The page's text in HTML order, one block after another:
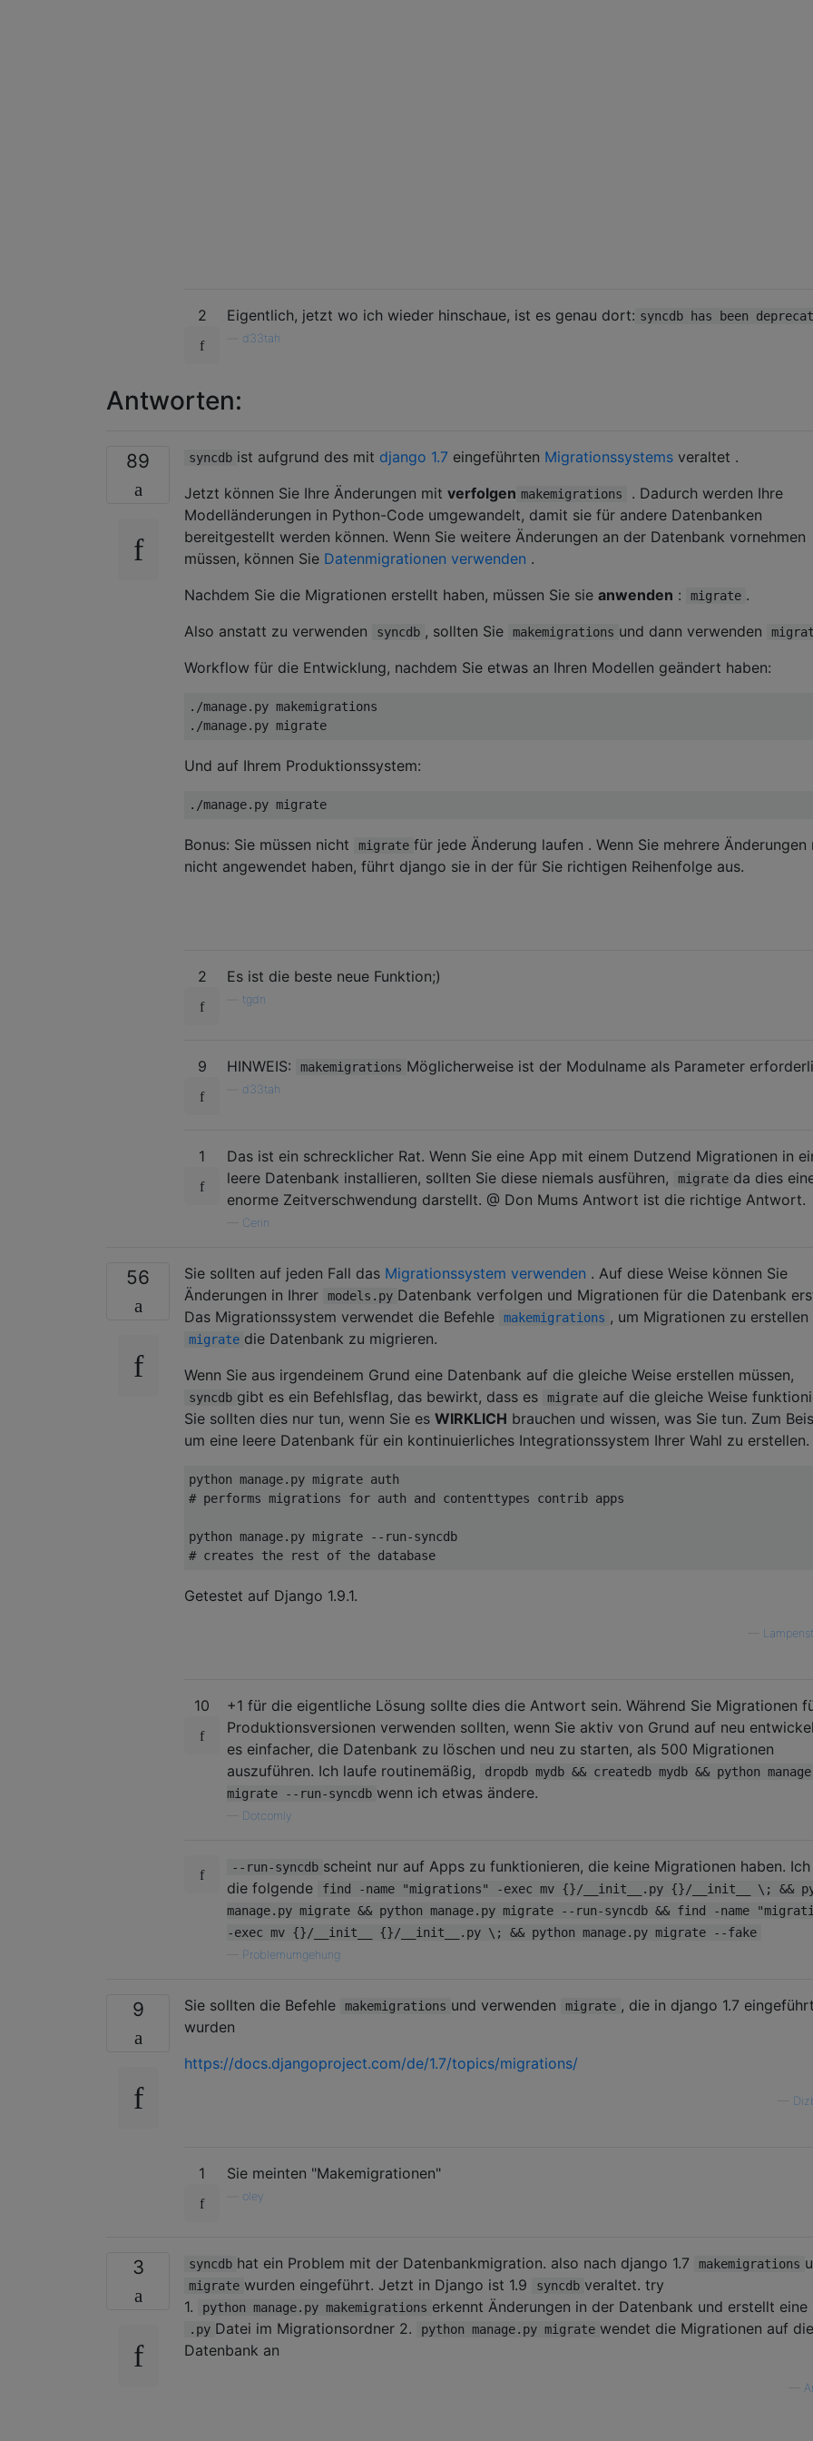
2 Eigentlich, jetzt wo ich wieder hinschaue, ist es genau dort: syncdb has been
d33tah
Antworten:
89 syncdb ist aufgrund des mit django 1.7 eingeführten Migrationssystems veraltet .
Jetzt können Sie Ihre Änderungen mit verfolgen makemigrations
. Dadurch werden Ihre
Modelländerungen in Python-Code umgewandelt, damit sie für andere Datenbanken
bereitgestellt werden können. Wenn Sie weitere Änderungen an der Datenbank vornehmen
müssen, können Sie Datenmigrationen verwenden .
Nachdem Sie die Migrationen erstellt haben, müssen Sie sie anwenden : migrate .
Also anstatt zu verwenden
syncdb , sollten Sie makemigrations und dann verwenden
Workflow für die Entwicklung, nachdem Sie etwas an Ihren Modellen geändert haben:
./manage.py makemigrations
Und auf Ihrem Produktionssystem:
Bonus: Sie müssen nicht migrate für jede Änderung laufen . Wenn Sie mehrere Änderungen
nicht angewendet haben, führt django sie in der für Sie richtigen Reihenfolge aus.
2 Es ist die beste neue Funktion;)
tgdn
9 HINWEIS: makemigrations Möglicherweise ist der Modulname als Parameter
d33tah
1
Das ist ein schrecklicher Rat. Wenn Sie eine App mit einem Dutzend Migrationen in
leere Datenbank installieren, sollten Sie diese niemals ausführen,
migrate da dies
enorme Zeitverschwendung darstellt. @ Don Mums Antwort ist die richtige Antwort.
Cerin
56 Sie sollten auf jeden Fall das Migrationssystem verwenden . Auf diese Weise können Sie
Änderungen in Ihrer
models.py Datenbank verfolgen und Migrationen für die Datenbank
Das Migrationssystem verwendet die Befehle
makemigrations , um Migrationen zu erstellen
migrate die Datenbank zu migrieren.
Wenn Sie aus irgendeinem Grund eine Datenbank auf die gleiche Weise erstellen müssen,
syncdb gibt es ein Befehlsflag, das bewirkt, dass es migrate auf die gleiche Weise
Sie sollten dies nur tun, wenn Sie es WIRKLICH brauchen und wissen, was Sie tun. Zum
um eine leere Datenbank für ein kontinuierliches Integrationssystem Ihrer Wahl zu erstellen.
# performs migrations for auth and contenttypes contrib apps
# creates the rest of the database
Getestet auf Django 1.9.1.
10
+1 für die eigentliche Lösung sollte dies die Antwort sein. Während Sie Migrationen
Produktionsversionen verwenden sollten, wenn Sie aktiv von Grund auf neu
es einfacher, die Datenbank zu löschen und neu zu starten, als 500 Migrationen
auszuführen. Ich laufe routinemäßig,
dropdb mydb && createdb mydb && python
migrate --run-syncdb wenn ich etwas ändere.
Dotcomly
--run-syncdb scheint nur auf Apps zu funktionieren, die keine Migrationen haben.
die folgende
find -name "migrations" -exec mv {}/__init__.py {}/__init__ \; &&
manage.py migrate && python manage.py migrate --run-syncdb && find -name
-exec mv {}/__init__ {}/__init__.py \; && python manage.py migrate --fake
Problemumgehung
9 Sie sollten die Befehle makemigrations und verwenden migrate , die in django 1.7
wurden
https://docs.djangoproject.com/de/1.7/topics/migrations/
1 Sie meinten "Makemigrationen"
oley
3 syncdb hat ein Problem mit der Datenbankmigration. also nach django 1.7 makemigrations
migrate wurden eingeführt. Jetzt in Django ist 1.9 syncdb veraltet. try
1.
python manage.py makemigrations erkennt Änderungen in der Datenbank und erstellt eine
.py Datei im Migrationsordner 2. python manage.py migrate wendet die Migrationen auf die
Datenbank an